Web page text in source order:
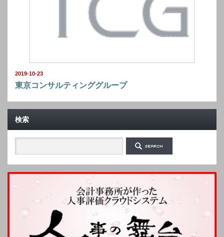
2019-10-23
東京コンサルティンググループ
検索